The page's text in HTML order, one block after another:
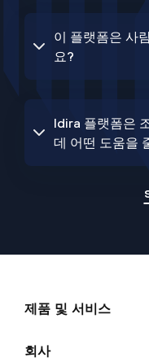
이 플랫폼은 사
요?
Idira 플랫폼은
데 어떤 도움을
제품 및 서비스
회사